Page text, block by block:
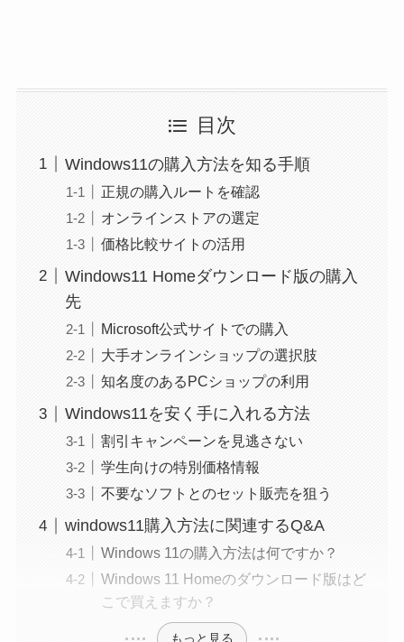
目次
Windows11の購入方法を知る手順
正規の購入ルートを確認
オンラインストアの選定
価格比較サイトの活用
Windows11 Homeダウンロード版の購入
先
Microsoft公式サイトでの購入
大手オンラインショップの選択肢
知名度のあるPCショップの利用
Windows11を安く手に入れる方法
割引キャンペーンを見逃さない
学生向けの特別価格情報
不要なソフトとのセット販売を狙う
windows11購入方法に関連するQ&A
Windows 11の購入方法は何ですか？
Windows 11 Homeのダウンロード版はど
こで買えますか？
もっと見る